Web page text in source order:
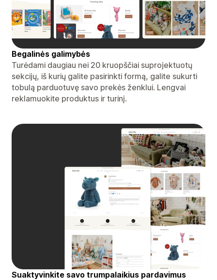
Begalinės galimybės
Turėdami daugiau nei 20 kruopščiai suprojektuotų
sekcijų, iš kurių galite pasirinkti formą, galite sukurti
tobulą parduotuvę savo prekės ženklui. Lengvai
reklamuokite produktus ir turinį.
Suaktyvinkite savo trumpalaikius pardavimus